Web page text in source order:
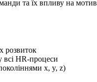
та їх впливу на
розвиток
всі HR-процеси
x, y, z)